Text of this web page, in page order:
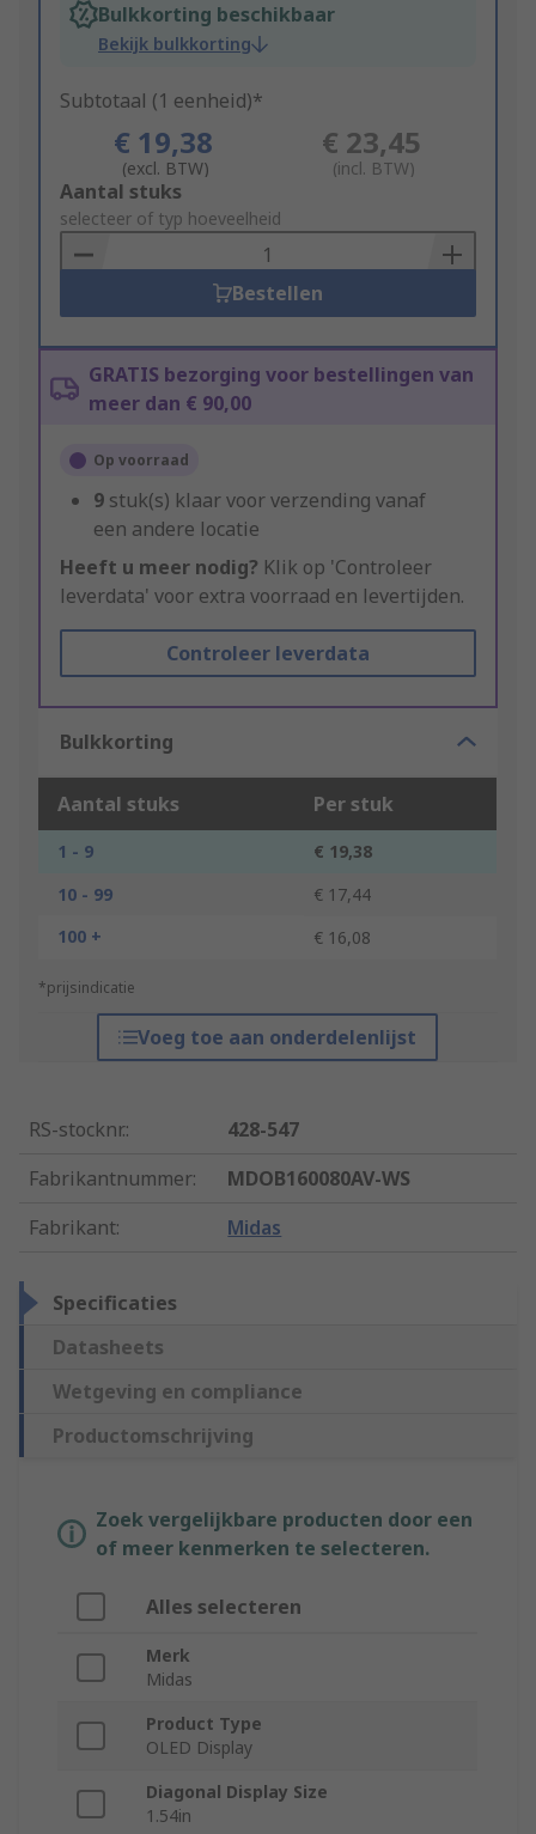
Bulkkorting beschikbaar
Bekijk bulkkorting
Subtotaal (1 eenheid)*
€ 19,38
(excl. BTW)
€ 23,45
(incl. BTW)
Add
to
Basket
Aantal stuks
selecteer of typ hoeveelheid
Bestellen
GRATIS bezorging voor bestellingen van
meer dan € 90,00
Op voorraad
9 stuk(s) klaar voor verzending vanaf
een andere locatie
Heeft u meer nodig? Klik op 'Controleer
leverdata' voor extra voorraad en levertijden.
Controleer leverdata
Bulkkorting
Aantal stuks Per stuk
1 - 9
€ 19,38
10 - 99
€ 17,44
100 +
€ 16,08
*prijsindicatie
Voeg toe aan onderdelenlijst
RS-stocknr.:
428-547
Fabrikantnummer:
MDOB160080AV-WS
Fabrikant: Midas
Specificaties
Datasheets
Wetgeving en compliance
Productomschrijving
Zoek vergelijkbare producten door een
of meer kenmerken te selecteren.
Alles selecteren
Merk
Midas
Product Type
OLED Display
Diagonal Display Size
1.54in